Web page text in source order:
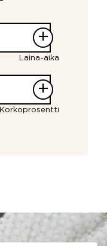
+
Laina-aika
+
Korkoprosentti